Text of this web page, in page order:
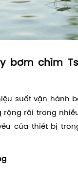
bơm chìm
suất vận hành
rãi trong
của thiết bị